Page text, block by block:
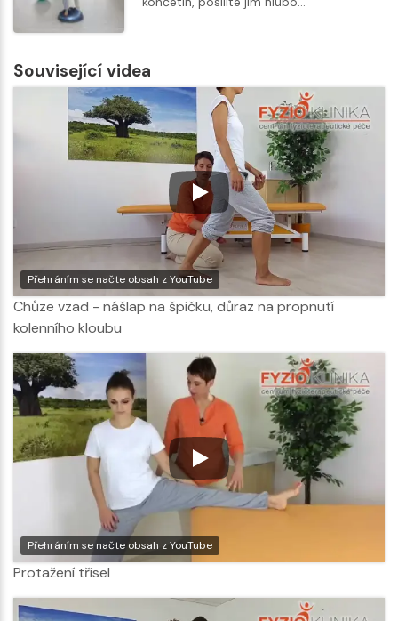
Související videa
Přehráním se načte obsah z YouTube
Chůze vzad - nášlap na špičku, důraz na propnutí
kolenního kloubu
Přehráním se načte obsah z YouTube
Protažení třísel